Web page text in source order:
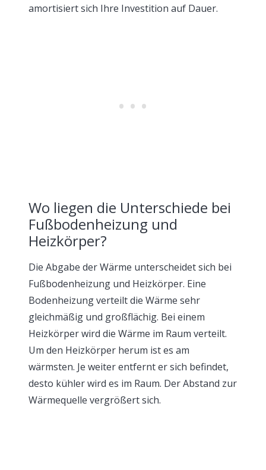
amortisiert sich Ihre Investition auf Dauer.
Wo liegen die Unterschiede bei
Fußbodenheizung und
Heizkörper?
Die Abgabe der Wärme unterscheidet sich bei
Fußbodenheizung und Heizkörper. Eine
Bodenheizung verteilt die Wärme sehr
gleichmäßig und großflächig. Bei einem
Heizkörper wird die Wärme im Raum verteilt.
Um den Heizkörper herum ist es am
wärmsten. Je weiter entfernt er sich befindet,
desto kühler wird es im Raum. Der Abstand zur
Wärmequelle vergrößert sich.